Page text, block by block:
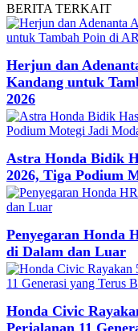
BERITA TERKAIT
Herjun dan
Kandang untuk
2026
Astra Honda Bidik
2026, Tiga Podium
Penyegaran Honda
di Dalam dan Luar
Honda Civic
Perjalanan 11